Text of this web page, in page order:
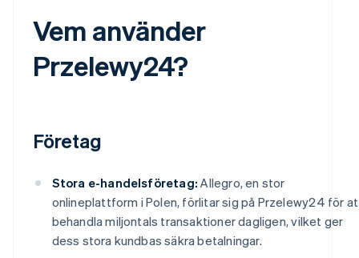
Vem använder
Przelewy24?
Företag
Stora e-handelsföretag: Allegro, en stor
onlineplattform i Polen, förlitar sig på Przelewy24 för
behandla miljontals transaktioner dagligen, vilket ger
dess stora kundbas säkra betalningar.